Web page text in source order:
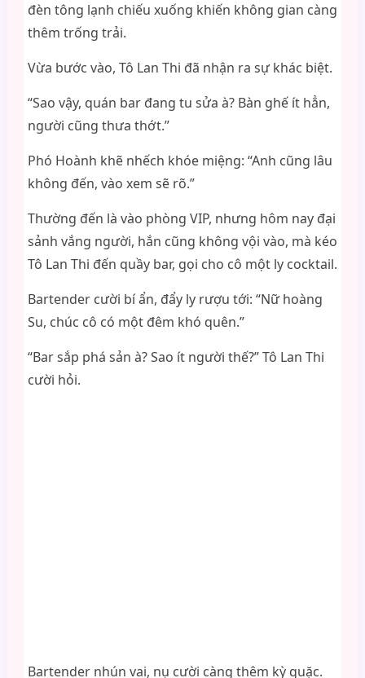
đèn tông lạnh chiếu xuống khiến không gian càng
thêm trống trải.
Vừa bước vào, Tô Lan Thi đã nhận ra sự khác biệt.
“Sao vậy, quán bar đang tu sửa à? Bàn ghế ít hẳn,
người cũng thưa thớt.”
Phó Hoành khẽ nhếch khóe miệng: “Anh cũng lâu
không đến, vào xem sẽ rõ.”
Thường đến là vào phòng VIP, nhưng hôm nay đại
sảnh vắng người, hắn cũng không vội vào, mà kéo
Tô Lan Thi đến quầy bar, gọi cho cô một ly cocktail.
Bartender cười bí ẩn, đẩy ly rượu tới: “Nữ hoàng
Su, chúc cô có một đêm khó quên.”
“Bar sắp phá sản à? Sao ít người thế?” Tô Lan Thi
cười hỏi.
Bartender nhún vai, nụ cười càng thêm kỳ quặc.